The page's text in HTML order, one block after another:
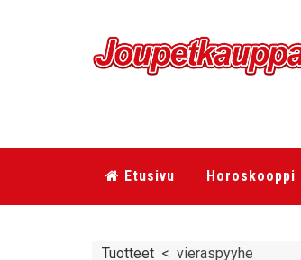
Etusivu Horoskooppi
Tuotteet < vieraspyyhe